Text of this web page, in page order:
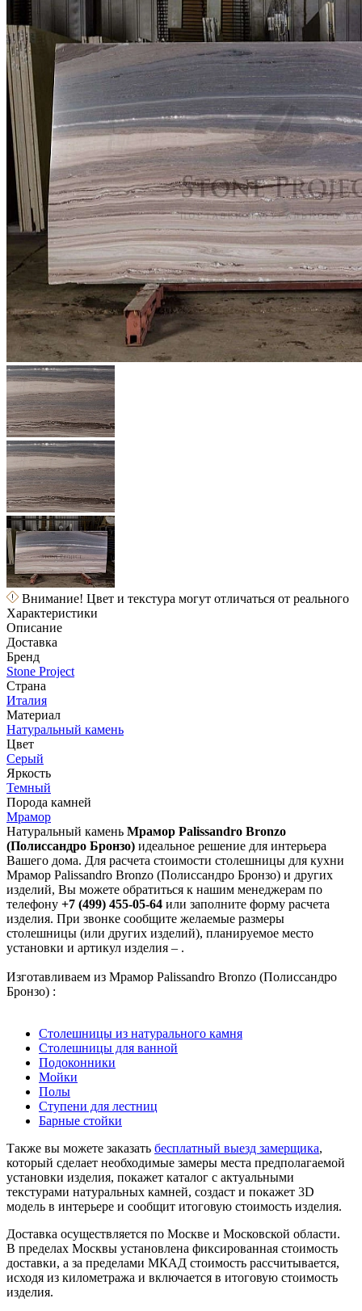
Внимание! Цвет и текстура могут отличаться от реального
Характеристики
Описание
Доставка
Бренд
Stone Project
Страна
Италия
Материал
Натуральный камень
Цвет
Серый
Яркость
Темный
Порода камней
Мрамор
Натуральный камень Мрамор Palissandro Bronzo
(Полиссандро Бронзо) идеальное решение для интерьера
Вашего дома. Для расчета стоимости столешницы для кухни
Мрамор Palissandro Bronzo (Полиссандро Бронзо) и других
изделий, Вы можете обратиться к нашим менеджерам по
телефону +7 (499) 455-05-64 или заполните форму расчета
изделия. При звонке сообщите желаемые размеры
столешницы (или других изделий), планируемое место
установки и артикул изделия – .
Изготавливаем из Мрамор Palissandro Bronzo (Полиссандро
Бронзо) :
Столешницы из натурального камня
Столешницы для ванной
Подоконники
Мойки
Полы
Ступени для лестниц
Барные стойки
Также вы можете заказать бесплатный выезд замерщика,
который сделает необходимые замеры места предполагаемой
установки изделия, покажет каталог с актуальными
текстурами натуральных камней, создаст и покажет 3D
модель в интерьере и сообщит итоговую стоимость изделия.
Доставка осуществляется по Москве и Московской области.
В пределах Москвы установлена фиксированная стоимость
доставки, а за пределами МКАД стоимость рассчитывается,
исходя из километража и включается в итоговую стоимость
изделия.